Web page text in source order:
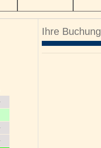
Ihre Buchung